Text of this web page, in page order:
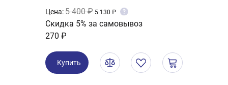
Цена:5 400 ₽ 5 130 ₽ ?
Скидка 5% за самовывоз
270 ₽
Купить